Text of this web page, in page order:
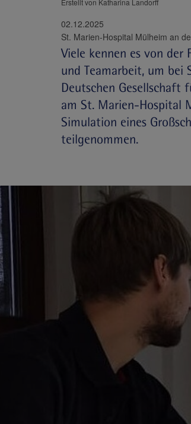
Erstellt von Katharina Landorff
02.12.2025
Viele kennen es von der
und Teamarbeit, um bei
Deutschen Gesellschaft
am St. Marien-Hospital
Simulation eines
teilgenommen.